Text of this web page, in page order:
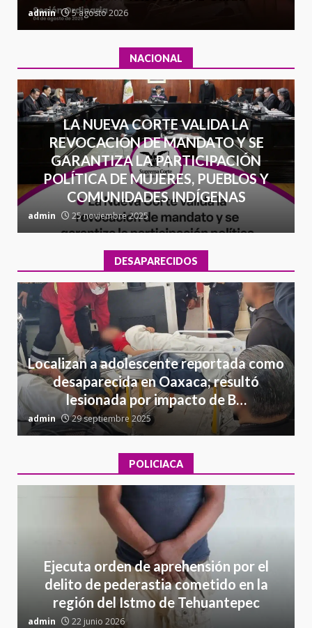
admin 5 agosto 2026
NACIONAL
LA NUEVA CORTE VALIDA LA
REVOCACIÓN DE MANDATO Y SE
GARANTIZA LA PARTICIPACIÓN
POLÍTICA DE MUJERES, PUEBLOS Y
COMUNIDADES INDÍGENAS
admin 25 noviembre 2025
DESAPARECIDOS
Localizan a adolescente reportada como
desaparecida en Oaxaca; resultó
lesionada por impacto de B…
admin 29 septiembre 2025
POLICIACA
Ejecuta orden de aprehensión por el
delito de pederastia cometido en la
región del Istmo de Tehuantepec
admin 22 junio 2026